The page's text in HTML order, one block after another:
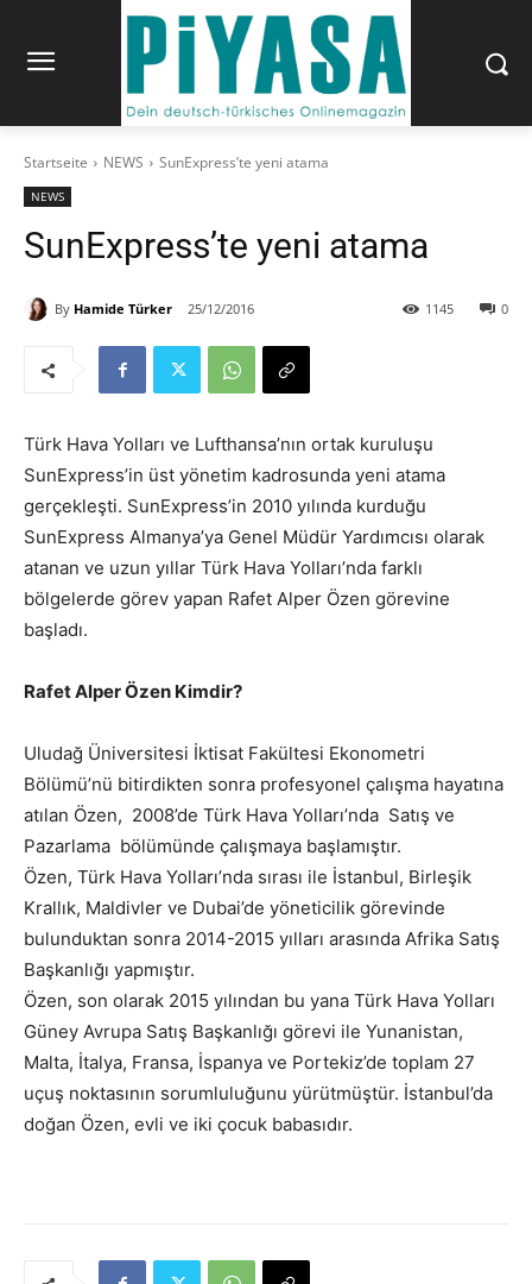
Startseite NEWS SunExpress’te yeni atama
NEWS
SunExpress’te yeni atama
By Hamide Türker 25/12/2016 0
1145
Türk Hava Yolları ve Lufthansa’nın ortak kuruluşu
SunExpress’in üst yönetim kadrosunda yeni atama
gerçekleşti. SunExpress’in 2010 yılında kurduğu
SunExpress Almanya’ya Genel Müdür Yardımcısı olarak
atanan ve uzun yıllar Türk Hava Yolları’nda farklı
bölgelerde görev yapan Rafet Alper Özen görevine
başladı.
Rafet Alper Özen Kimdir?
Uludağ Üniversitesi İktisat Fakültesi Ekonometri
Bölümü’nü bitirdikten sonra profesyonel çalışma hayatına
atılan Özen, 2008’de Türk Hava Yolları’nda Satış ve
Pazarlama bölümünde çalışmaya başlamıştır.
Özen, Türk Hava Yolları’nda sırası ile İstanbul, Birleşik
Krallık, Maldivler ve Dubai’de yöneticilik görevinde
bulunduktan sonra 2014-2015 yılları arasında Afrika Satış
Başkanlığı yapmıştır.
Özen, son olarak 2015 yılından bu yana Türk Hava Yolları
Güney Avrupa Satış Başkanlığı görevi ile Yunanistan,
Malta, İtalya, Fransa, İspanya ve Portekiz’de toplam 27
uçuş noktasının sorumluluğunu yürütmüştür. İstanbul’da
doğan Özen, evli ve iki çocuk babasıdır.